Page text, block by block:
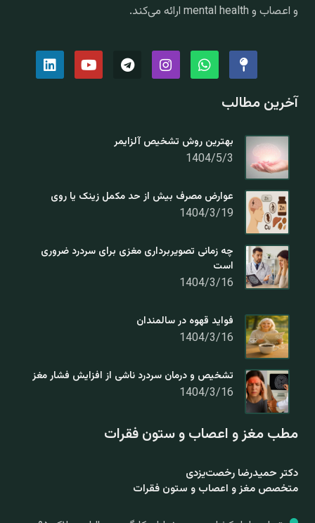
و اعصاب و mental health ارائه می‌کند.
آخرین مطالب
بهترین روش تشخیص آلزایمر
1404/5/3
عوارض مصرف بیش از حد مکمل زینک یا روی
1404/3/19
چه زمانی تصویربرداری مغزی برای سردرد ضروری
است
1404/3/16
فواید قهوه در سالمندان
1404/3/16
تشخیص و درمان سردرد ناشی از افزایش فشار مغز
1404/3/16
مطب مغز و اعصاب و ستون فقرات
دکتر حمیدرضا رخصت‌یزدی
متخصص مغز و اعصاب و ستون فقرات